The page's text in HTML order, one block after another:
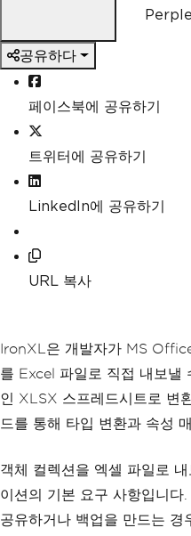
공유하다
페이스북에 공유하기
트위터에 공유하기
LinkedIn에 공유하기
URL 복사
IronXL은 개발자가 MS
를 Excel 파일로 직접 내보낼
인 XLSX 스프레드시트로 변
드를 통해 타입 변환과 속성
객체 컬렉션을 엑셀 파일로
이션의 기본 요구 사항입니다
공유하거나 백업을 만드는 경